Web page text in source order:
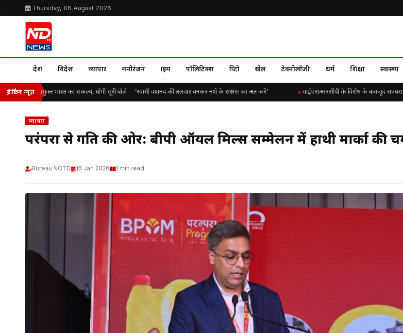
Thursday, 06 August 2026
देश विदेश व्यापार मनोरंजन क्राइम पॉलिटिक्स क्रिप्टो खेल टेक्नोलॉजी धर्म शिक्षा स्वास्थ्य
ब्रेकिंग न्यूज़
ने लिया नशामुक्त भारत का संकल्प, योगी सूरी बोले— ‘स्वामी दयानंद की तलवार बनकर नशे के राक्षस का अंत करें’ वाईएसआरसीपी के विरोध के बावजूद राज्यसभा
व्यापार
परंपरा से प्रगति की ओर: बीपी ऑयल मिल्स सम्मेलन में हाथी मार्का की
Bureau NOTD 16 Jan 2026 1 min read